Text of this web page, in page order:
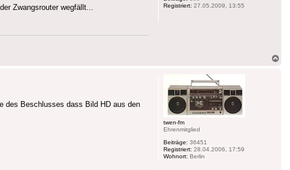
Registriert: 27.05.2009, 13:55
Zwangsrouter wegfällt...
twen-fm
Ehrenmitglied
Beiträge: 36451
Registriert: 28.04.2006, 17:59
Wohnort: Berlin
des Beschlusses dass Bild HD aus den